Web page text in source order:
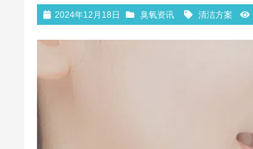
2024年12月18日 臭氧资讯 清洁方案